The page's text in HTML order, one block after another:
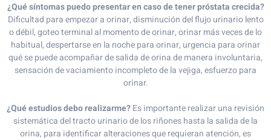
¿Qué síntomas puedo presentar en caso de tener próstata crecida?
Dificultad para empezar a orinar, disminución del flujo urinario lento
o débil, goteo terminal al momento de orinar, orinar más veces de lo
habitual, despertarse en la noche para orinar, urgencia para orinar
qué se puede acompañar de salida de orina de manera involuntaria,
sensación de vaciamiento incompleto de la vejiga, esfuerzo para
orinar.
¿Qué estudios debo realizarme?Es importante realizar una revisión
sistemática del tracto urinario de los riñones hasta la salida de la
orina, para identificar alteraciones que requieran atención, es